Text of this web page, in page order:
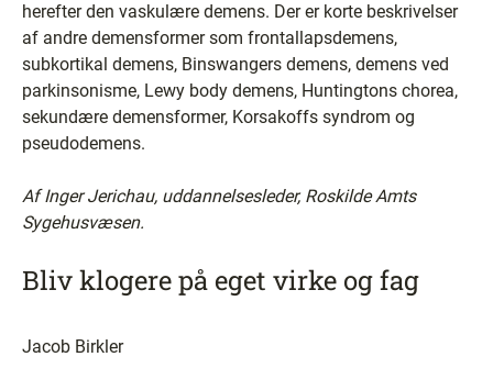
herefter den vaskulære demens. Der er korte beskrivelser
af andre demensformer som frontallapsdemens,
subkortikal demens, Binswangers demens, demens ved
parkinsonisme, Lewy body demens, Huntingtons chorea,
sekundære demensformer, Korsakoffs syndrom og
pseudodemens.
Af Inger Jerichau, uddannelses­leder, Roskilde Amts
Sygehusvæsen.
Bliv klogere på eget virke og fag
Jacob Birkler